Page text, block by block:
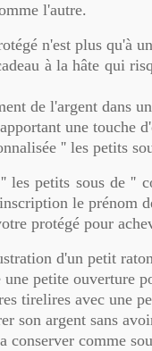
l'autre.
n'est plus qu'à
à la hâte qui
de l'argent dans
une touche
'' les petits
les petits sous de ''
le prénom
protégé pour
d'un petit
une petite ouverture
tirelires avec une
son argent sans
conserver comme